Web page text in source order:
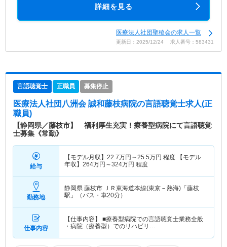
詳細を見る
医療法人社団聖稜会の求人一覧
更新日：2025/12/24 求人番号：583431
言語聴覚士 正職員 募集停止
医療法人社団八洲会 誠和藤枝病院の言語聴覚士求人(正
職員)
【静岡県／藤枝市】 福利厚生充実！療養型病院にて言語聴覚
士募集《常勤》
給与
【モデル月収】 22.7万円～25.5万円 程度 【モデル
年収】 264万円～324万円 程度
勤務地
静岡県 藤枝市 ＪＲ東海道本線(東京－熱海)「藤枝
駅」（バス・車20分）
仕事内容
【仕事内容】 ■療養型病院での言語聴覚士業務全般
・病院（療養型）でのリハビリ…